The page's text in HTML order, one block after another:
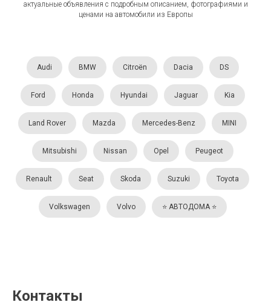
актуальные объявления с подробным описанием, фотографиями и
ценами на автомобили из Европы
Audi BMW Citroën Dacia DS
Ford Honda Hyundai Jaguar Kia
Land Rover Mazda Mercedes-Benz MINI
Mitsubishi Nissan Opel Peugeot
Renault Seat Skoda Suzuki Toyota
Volkswagen Volvo ⭐️ АВТОДОМА ⭐️
Контакты